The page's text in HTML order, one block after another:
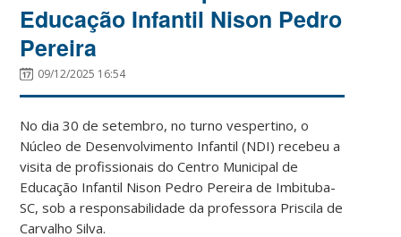
Educação Infantil Nison Pedro
Pereira
09/12/2025 16:54
No dia 30 de setembro, no turno vespertino, o
Núcleo de Desenvolvimento Infantil (NDI) recebeu a
visita de profissionais do Centro Municipal de
Educação Infantil Nison Pedro Pereira de Imbituba-
SC, sob a responsabilidade da professora Priscila de
Carvalho Silva.